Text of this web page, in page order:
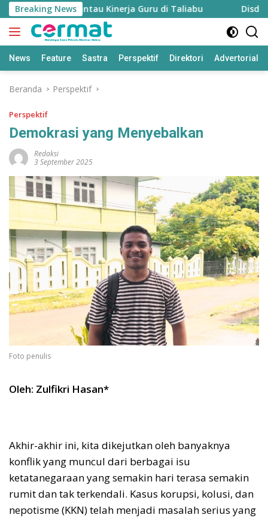
Langsung
ke
konten
Breaking News
untuk Pantau Kinerja Guru di Taliabu Disdik
News Feature Sastra Perspektif Direktori Advertorial
Beranda Perspektif
Perspektif
Demokrasi yang Menyebalkan
Redaksi
3 September 2025
Foto penulis
Oleh: Zulfikri Hasan*
Akhir-akhir ini, kita dikejutkan oleh banyaknya
konflik yang muncul dari berbagai isu
ketatanegaraan yang semakin hari terasa semakin
rumit dan tak terkendali. Kasus korupsi, kolusi, dan
nepotisme (KKN) telah menjadi masalah serius yang